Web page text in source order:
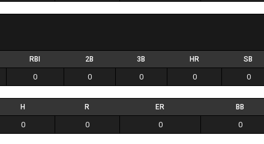
RBI 2B 3B HR SB
0 0 0 0 0
H R ER BB
0 0 0 0